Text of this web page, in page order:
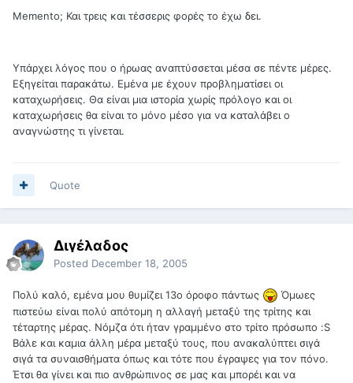
Memento; Και τρεις και τέσσερις φορές το έχω δει.
Υπάρχει λόγος που ο ήρωας αναπτύσσεται μέσα σε πέντε μέρες.
Εξηγείται παρακάτω. Εμένα με έχουν προβληματίσει οι
καταχωρήσεις. Θα είναι μια ιστορία χωρίς πρόλογο και οι
καταχωρήσεις θα είναι το μόνο μέσο για να καταλάβει ο
αναγνώστης τι γίνεται.
Quote
Διγέλαδος
Posted December 18, 2005
Πολύ καλό, εμένα μου θυμίζει 13ο όροφο πάντως
Όμωες
πιστεύω είναι πολύ απότομη η αλλαγή μεταξύ της τρίτης και
τέταρτης μέρας. Νόμζα ότι ήταν γραμμένο στο τρίτο πρόσωπο :S
Βάλε και καμια άλλη μέρα μεταξύ τους, που ανακαλύπτει σιγά
σιγά τα συναισθήματα όπως και τότε που έγραψες για τον πόνο.
Έτσι θα γίνει και πιο ανθρώπινος σε μας και μπορέι και να